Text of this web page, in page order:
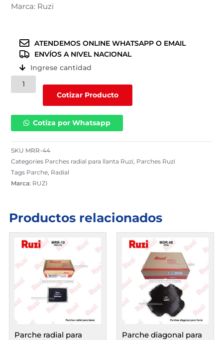
Marca: Ruzi
ATENDEMOS ONLINE WHATSAPP O EMAIL
ENVÍOS A NIVEL NACIONAL
Ingrese cantidad
Parche
radial
llanta
Ruzi
Cotizar Producto
Cotiza por Whatsapp
SKU MRR-44
Categories Parches radial para llanta Ruzi Parches Ruzi
Tags Parche Radial
Marca: RUZI
Productos relacionados
Parche radial para
Parche diagonal para